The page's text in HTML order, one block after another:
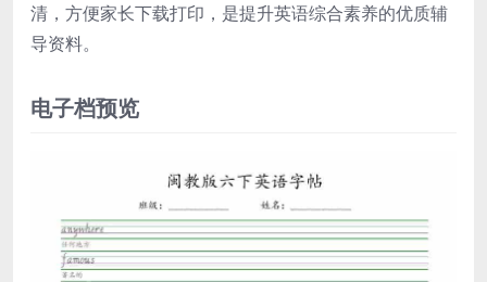
清，方便家长下载打印，是提升英语综合素养的优质辅
导资料。
电子档预览